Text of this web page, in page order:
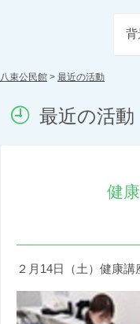
背
八束公民館 > 最近の活動
最近の活動
健
２月14日（土）健康